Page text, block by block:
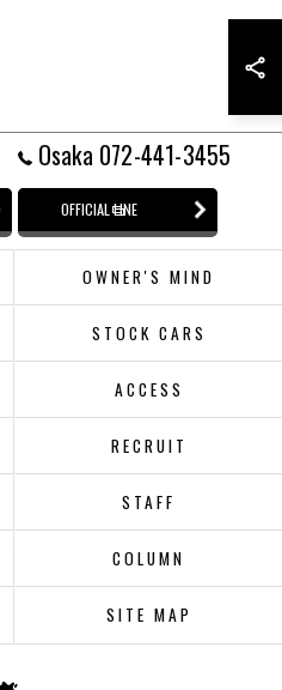
Osaka 072-441-3455
OFFICIAL LINE
OWNER'S MIND
STOCK CARS
ACCESS
RECRUIT
STAFF
COLUMN
SITE MAP